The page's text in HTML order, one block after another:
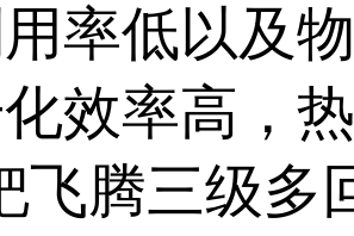
率低以及
效率高，
腾三级多